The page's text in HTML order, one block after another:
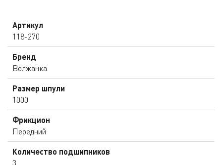
Артикул
118-270
Бренд
Волжанка
Размер шпули
1000
Фрикцион
Передний
Количество подшипников
3